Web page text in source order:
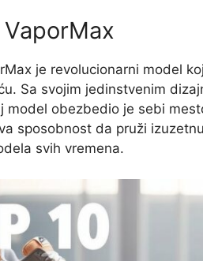
je revolucionarni model
Sa svojim jedinstvenim
model obezbedio je sebi
sposobnost da pruži
svih vremena.